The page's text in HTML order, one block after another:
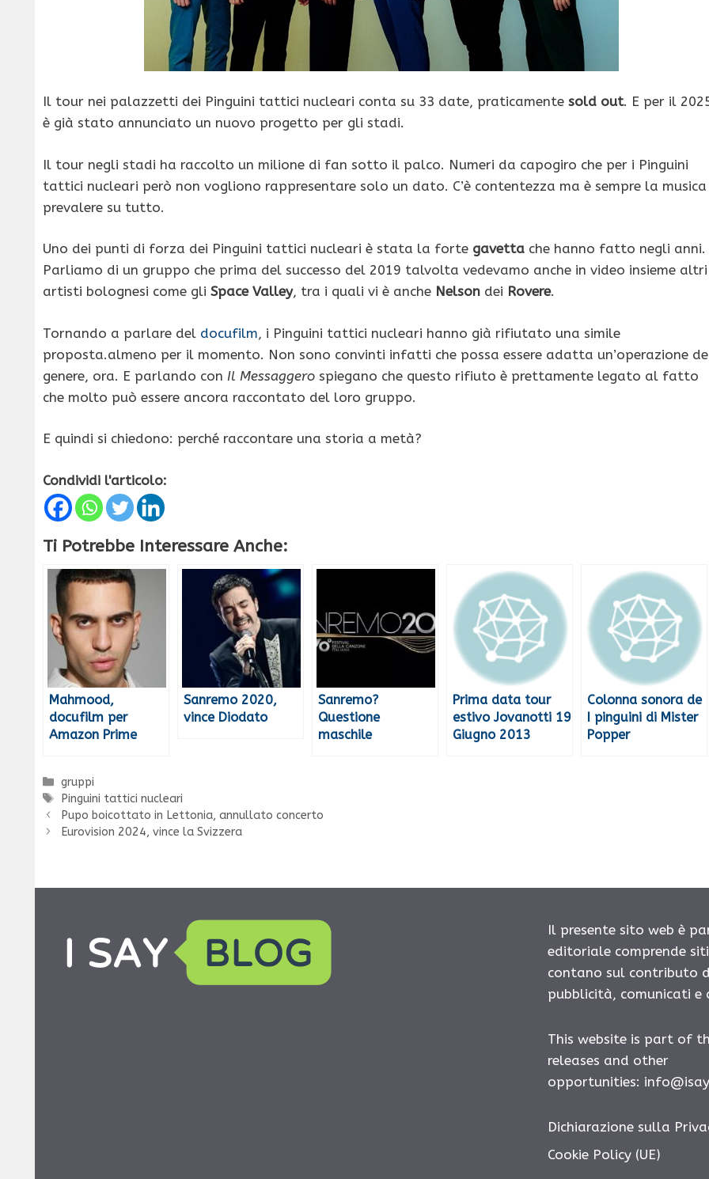
Il tour nei palazzetti dei Pinguini tattici nucleari conta su 33 date, praticamente sold out. E per il
è già stato annunciato un nuovo progetto per gli stadi.
Il tour negli stadi ha raccolto un milione di fan sotto il palco. Numeri da capogiro che per i Pinguini
tattici nucleari però non vogliono rappresentare solo un dato. C’è contentezza ma è sempre la
prevalere su tutto.
Uno dei punti di forza dei Pinguini tattici nucleari è stata la forte gavetta che hanno fatto negli anni.
Parliamo di un gruppo che prima del successo del 2019 talvolta vedevamo anche in video insieme altri
artisti bolognesi come gli Space Valley, tra i quali vi è anche Nelson dei Rovere.
Tornando a parlare del docufilm, i Pinguini tattici nucleari hanno già rifiutato una simile
proposta.almeno per il momento. Non sono convinti infatti che possa essere adatta un’operazione
genere, ora. E parlando con Il Messaggero spiegano che questo rifiuto è prettamente legato al fatto
che molto può essere ancora raccontato del loro gruppo.
E quindi si chiedono: perché raccontare una storia a metà?
Condividi l'articolo:
Ti Potrebbe Interessare Anche:
Mahmood,
docufilm per
Amazon Prime
Sanremo 2020,
vince Diodato
Sanremo?
Questione
maschile
Prima data tour
estivo Jovanotti 19
Giugno 2013
Colonna sonora de
I pinguini di Mister
Popper
Categorie
gruppi
Tag
Pinguini tattici nucleari
Pupo boicottato in Lettonia, annullato concerto
Eurovision 2024, vince la Svizzera
Il presente sito web è
editoriale comprende
contano sul contributo
pubblicità, comunicati
This website is part of
releases and other
opportunities:
Dichiarazione sulla
Cookie Policy (UE)